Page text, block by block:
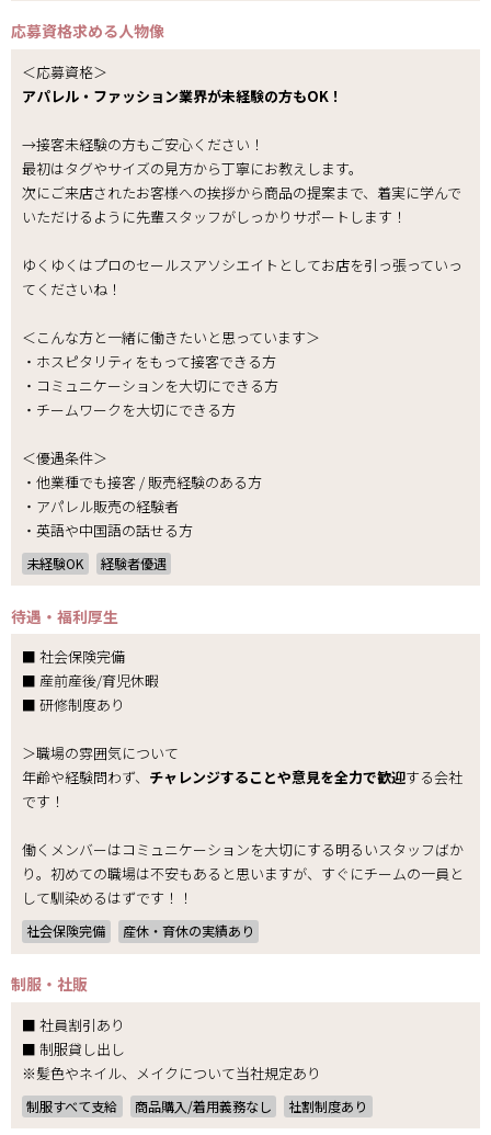
応募資格求める人物像
＜応募資格＞
アパレル・ファッション業界が未経験の方もOK！
→接客未経験の方もご安心ください！
最初はタグやサイズの見方から丁寧にお教えします。
次にご来店されたお客様への挨拶から商品の提案まで、着実に学んで
いただけるように先輩スタッフがしっかりサポートします！
ゆくゆくはプロのセールスアソシエイトとしてお店を引っ張っていっ
てくださいね！
＜こんな方と一緒に働きたいと思っています＞
・ホスピタリティをもって接客できる方
・コミュニケーションを大切にできる方
・チームワークを大切にできる方
＜優遇条件＞
・他業種でも接客 / 販売経験のある方
・アパレル販売の経験者
・英語や中国語の話せる方
未経験OK 経験者優遇
待遇・福利厚生
■ 社会保険完備
■ 産前産後/育児休暇
■ 研修制度あり
＞職場の雰囲気について
年齢や経験問わず、 チャレンジすることや意見を全力で歓迎する会社
です！
働くメンバーはコミュニケーションを大切にする明るいスタッフばか
り。初めての職場は不安もあると思いますが、すぐにチームの一員と
して馴染めるはずです！！
社会保険完備 産休・育休の実績あり
制服・社販
■ 社員割引あり
■ 制服貸し出し
※髪色やネイル、メイクについて当社規定あり
制服すべて支給 商品購入/着用義務なし 社割制度あり